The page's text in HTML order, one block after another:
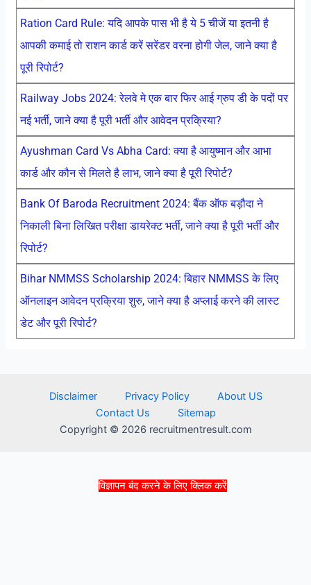
विज्ञापन बंद करने के लिए क्लिक करें
Ration Card Rule: यदि आपके पास भी है ये 5 चीजें या इतनी है
आपकी कमाई तो राशन कार्ड करें सरेंडर वरना होगी जेल, जाने क्या है
पूरी रिपोर्ट?
Railway Jobs 2024: रेलवे मे एक बार फिर आई ग्रुप डी के पदों पर
नई भर्ती, जाने क्या है पूरी भर्ती और आवेदन प्रक्रिया?
Ayushman Card Vs Abha Card: क्या है आयुष्मान और आभा
कार्ड और कौन से मिलते है लाभ, जाने क्या है पूरी रिपोर्ट?
Bank Of Baroda Recruitment 2024: बैंक ऑफ बड़ौदा ने
निकाली बिना लिखित परीक्षा डायरेक्ट भर्ती, जाने क्या है पूरी भर्ती और
रिपोर्ट?
Bihar NMMSS Scholarship 2024: बिहार NMMSS के लिए
ऑनलाइन आवेदन प्रक्रिया शुरु, जाने क्या है अप्लाई करने की लास्ट
डेट और पूरी रिपोर्ट?
Disclaimer Privacy Policy
About US
Contact Us
Sitemap
Copyright © 2026 recruitmentresult.com